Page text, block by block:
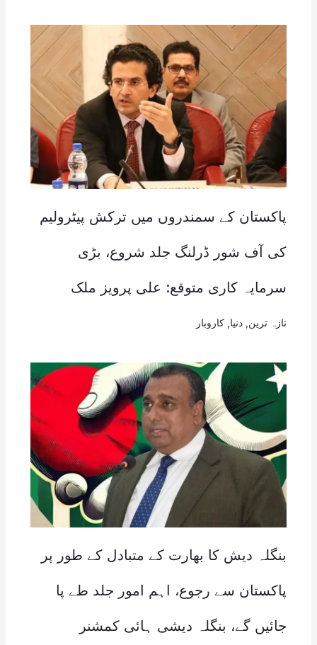
پاکستان کے سمندروں میں ترکش پیٹرولیم
کی آف شور ڈرلنگ جلد شروع، بڑی
سرمایہ کاری متوقع: علی پرویز ملک
تازہ ترین دنیا کاروبار
بنگلہ دیش کا بھارت کے متبادل کے طور پر
پاکستان سے رجوع، اہم امور جلد طے پا
جائیں گے، بنگلہ دیشی ہائی کمشنر